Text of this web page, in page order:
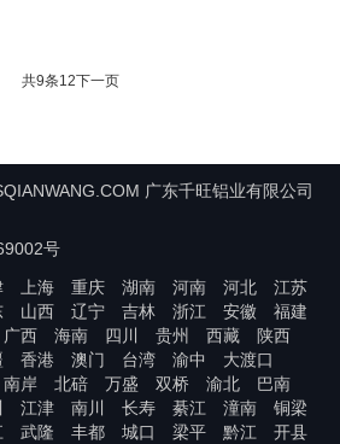
共9条12下一页
广东千旺铝业有限公司
号
上海 重庆 湖南 河南 河北
江苏
山西 辽宁 吉林 浙江 安徽
福建
广西 海南 四川 贵州 西藏
陕西
香港 澳门 台湾 渝中
大渡口
南岸 北碚 万盛 双桥 渝北
巴南
江津 南川 长寿 綦江 潼南
铜梁
武隆 丰都 城口 梁平 黔江
开县